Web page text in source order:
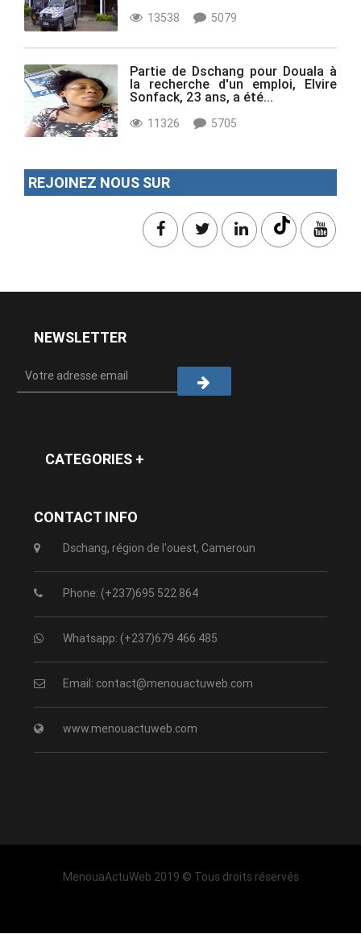
13538 5079
Partie de Dschang pour Douala à
la recherche d'un emploi, Elvire
Sonfack, 23 ans, a été...
11326 5705
REJOINEZ NOUS SUR
NEWSLETTER
CATEGORIES +
CONTACT INFO
Dschang, région de l'ouest, Cameroun
Phone: (+237)695 522 864
Whatsapp: (+237)679 466 485
Email: contact@menouactuweb.com
www.menouactuweb.com
MenouaActuWeb 2019 © Tous droits réservés